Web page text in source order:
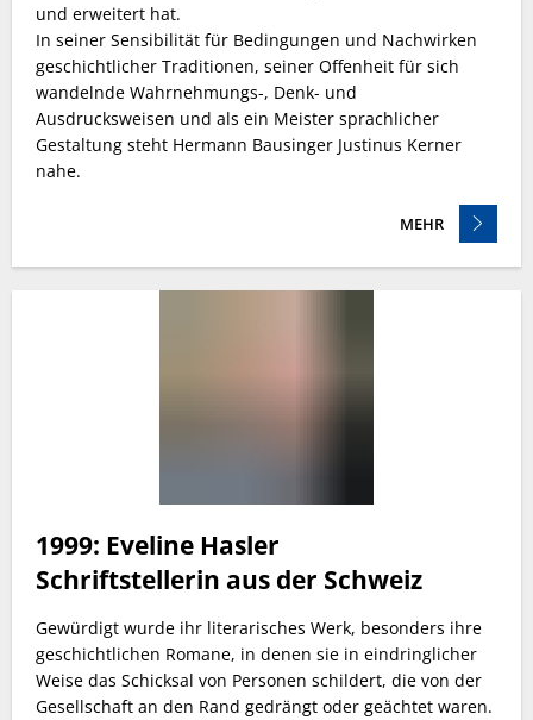
und erweitert hat.
In seiner Sensibilität für Bedingungen und Nachwirken
geschichtlicher Traditionen, seiner Offenheit für sich
wandelnde Wahrnehmungs-, Denk- und
Ausdrucksweisen und als ein Meister sprachlicher
Gestaltung steht Hermann Bausinger Justinus Kerner
nahe.
MEHR
1999: Eveline Hasler
Schriftstellerin aus der Schweiz
Gewürdigt wurde ihr literarisches Werk, besonders ihre
geschichtlichen Romane, in denen sie in eindringlicher
Weise das Schicksal von Personen schildert, die von der
Gesellschaft an den Rand gedrängt oder geächtet waren.